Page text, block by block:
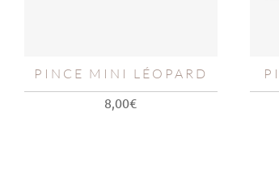
PINCE MINI LÉOPARD
8,00€